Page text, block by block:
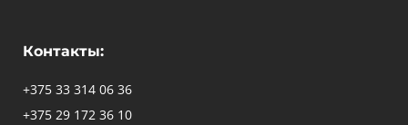
Контакты:
+375 33 314 06 36
+375 29 172 36 10